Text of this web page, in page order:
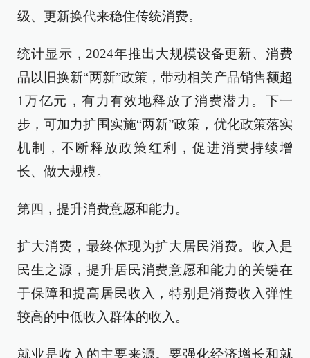
级、更新换代来稳住传统消费。
统计显示，2024年推出大规模设备更新、消费
品以旧换新“两新”政策，带动相关产品销售额超
1万亿元，有力有效地释放了消费潜力。下一
步，可加力扩围实施“两新”政策，优化政策落实
机制，不断释放政策红利，促进消费持续增
长、做大规模。
第四，提升消费意愿和能力。
扩大消费，最终体现为扩大居民消费。收入是
民生之源，提升居民消费意愿和能力的关键在
于保障和提高居民收入，特别是消费收入弹性
较高的中低收入群体的收入。
就业是收入的主要来源。要强化经济增长和就